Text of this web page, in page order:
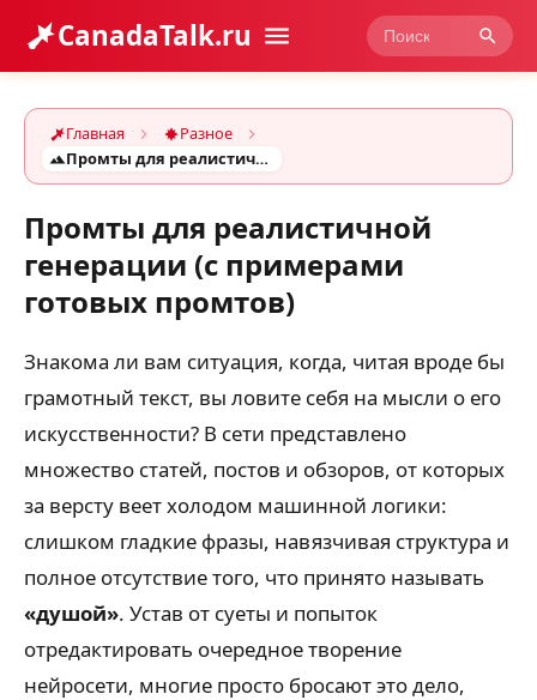
CanadaTalk.ru
Главная
Разное
Промты для реалистичной генерации (с примерами готовых промтов)
Промты для реалистичной
генерации (с примерами
готовых промтов)
Знакома ли вам ситуация, когда, читая вроде бы
грамотный текст, вы ловите себя на мысли о его
искусственности? В сети представлено
множество статей, постов и обзоров, от которых
за версту веет холодом машинной логики:
слишком гладкие фразы, навязчивая структура и
полное отсутствие того, что принято называть
«душой». Устав от суеты и попыток
отредактировать очередное творение
нейросети, многие просто бросают это дело,